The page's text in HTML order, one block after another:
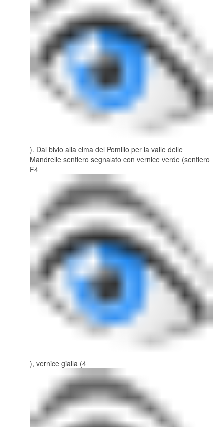
). Dal bivio alla cima del Pomilio per la valle delle
Mandrelle sentiero segnalato con vernice verde (sentiero
F4
), vernice gialla (4